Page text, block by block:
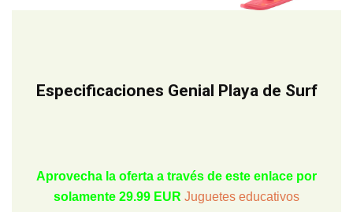
Especificaciones Genial Playa de Surf
Aprovecha la oferta a través de este enlace por
solamente 29.99 EUR Juguetes educativos